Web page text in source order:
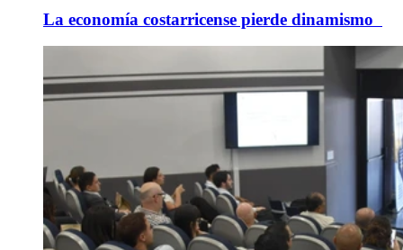
La economía costarricense pierde dinamismo